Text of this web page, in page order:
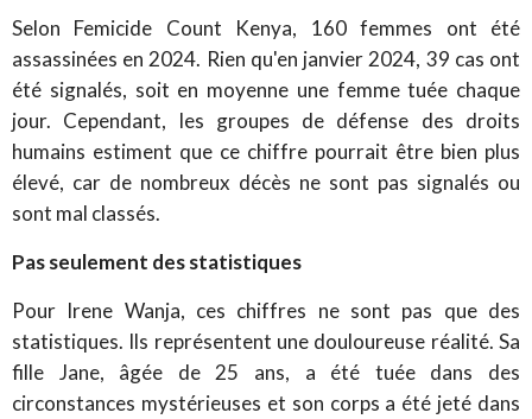
Selon Femicide Count Kenya, 160 femmes ont été
assassinées en 2024. Rien qu'en janvier 2024, 39 cas ont
été signalés, soit en moyenne une femme tuée chaque
jour. Cependant, les groupes de défense des droits
humains estiment que ce chiffre pourrait être bien plus
élevé, car de nombreux décès ne sont pas signalés ou
sont mal classés.
Pas seulement des statistiques
Pour Irene Wanja, ces chiffres ne sont pas que des
statistiques. Ils représentent une douloureuse réalité. Sa
fille Jane, âgée de 25 ans, a été tuée dans des
circonstances mystérieuses et son corps a été jeté dans